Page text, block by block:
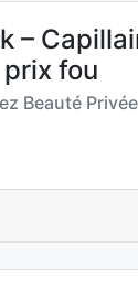
–
fou
Beauté Privée